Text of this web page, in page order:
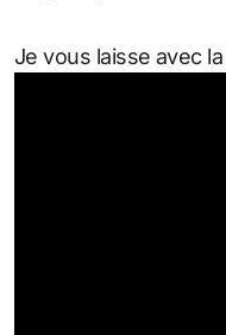
Je vous laisse avec